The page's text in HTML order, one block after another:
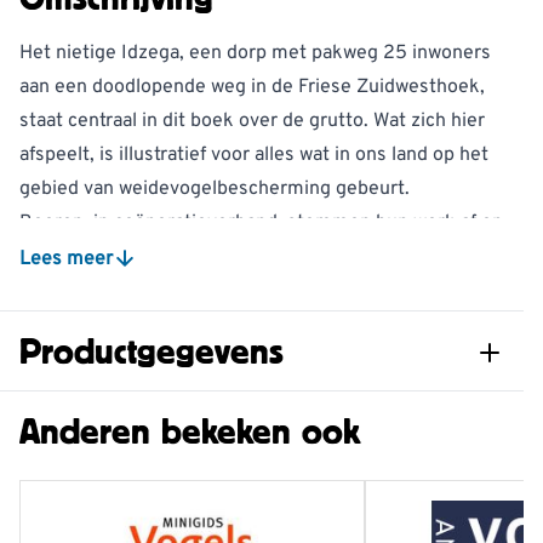
Het nietige Idzega, een dorp met pakweg 25 inwoners
aan een doodlopende weg in de Friese Zuidwesthoek,
staat centraal in dit boek over de grutto. Wat zich hier
afspeelt, is illustratief voor alles wat in ons land op het
gebied van weidevogelbescherming gebeurt.
Boeren, in coöperatieverband, stemmen hun werk af op
het behoud van de grutto, daarbij geholpen door
doet mee en Staatsbosbeheer schept in twee
reservaten gunstige voorwaarden voor de vogels.
Wetenschappers van Rijksuniversiteit Groningen
bescherming. Werkelijk alles wordt uit de kast gehaald.
Lees meer
Productgegevens
Artikelnummer 9789050118767
Anderen bekeken ook